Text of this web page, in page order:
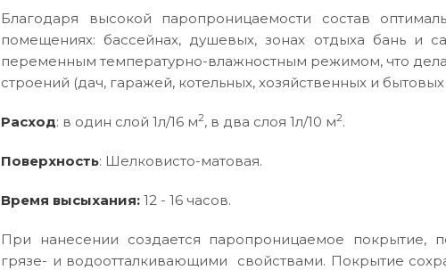
Благодаря высокой паропроницаемости состав
помещениях: бассейнах, душевых, зонах отдыха бань и
переменным температурно-влажностным режимом, что
строений (дач, гаражей, котельных, хозяйственных и
Расход: в один слой 1л/16 м2, в два слоя 1л/10 м2.
Поверхность: Шелковисто-матовая.
Время высыхания: 12 - 16 часов.
При нанесении создается паропроницаемое
грязе- и водоотталкивающими свойствами. Покрытие